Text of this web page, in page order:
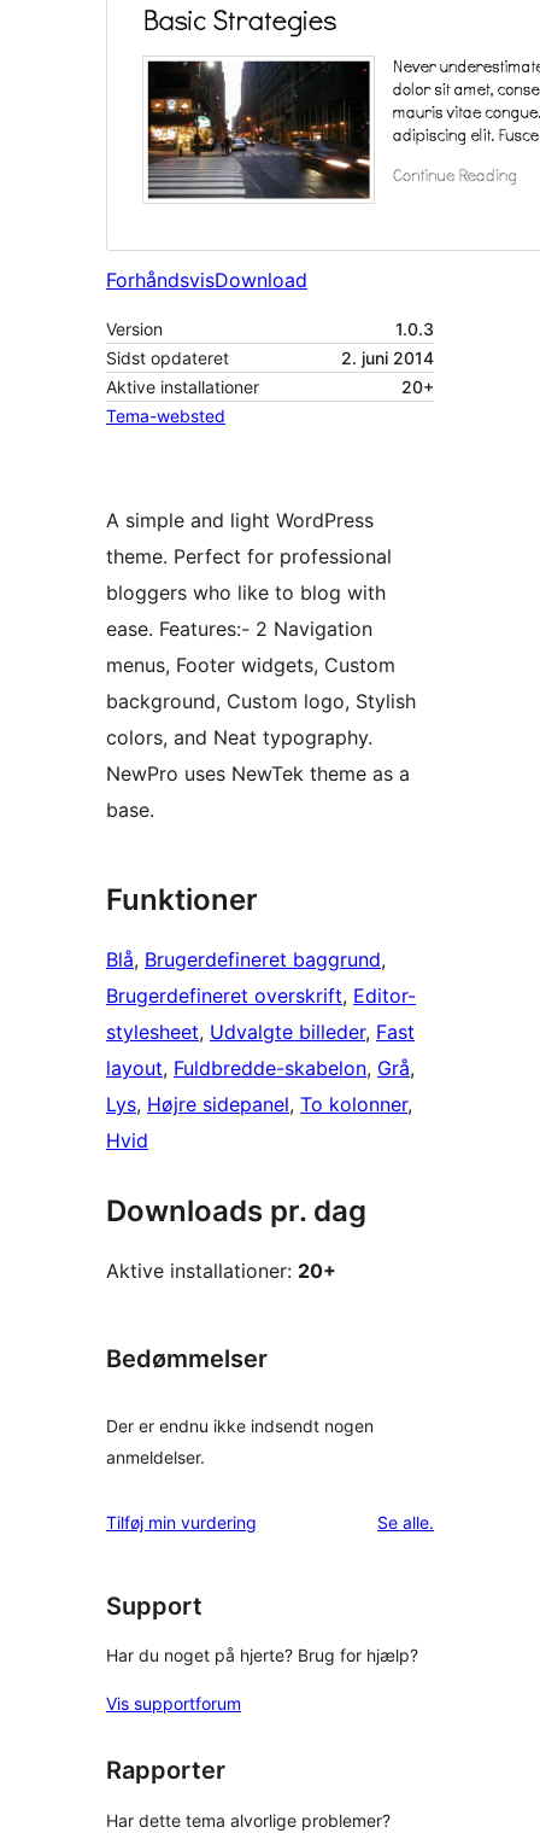
ForhåndsvisDownload
Version
1.0.3
Sidst opdateret
2. juni 2014
Aktive installationer
20+
Tema-websted
A simple and light WordPress
theme. Perfect for professional
bloggers who like to blog with
ease. Features:- 2 Navigation
menus, Footer widgets, Custom
background, Custom logo, Stylish
colors, and Neat typography.
NewPro uses NewTek theme as a
base.
Funktioner
Blå, Brugerdefineret baggrund
Brugerdefineret overskrift, Editor-
stylesheet, Udvalgte billeder, Fast
layout, Fuldbredde-skabelon, Grå
Lys, Højre sidepanel, To kolonner
Hvid
Downloads pr. dag
Aktive installationer: 20+
Bedømmelser
Der er endnu ikke indsendt nogen
anmeldelser.
Tilføj min vurdering Se alleanmeldelser
.
Support
Har du noget på hjerte? Brug for hjælp?
Vis supportforum
Rapporter
Har dette tema alvorlige problemer?